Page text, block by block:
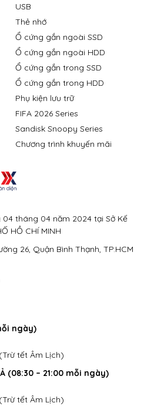
USB
Thẻ nhớ
Ổ cứng gắn ngoài SSD
Ổ cứng gắn ngoài HDD
Ổ cứng gắn trong SSD
Ổ cứng gắn trong HDD
Phụ kiện lưu trữ
FIFA 2026 Series
Sandisk Snoopy Series
Chương trình khuyến mãi
04 tháng 04 năm 2024 tại Sở Kế
HỒ CHÍ MINH
26, Quận Bình Thạnh, TP.HCM
ngày)
tết Âm Lịch)
(08:30 – 21:00 mỗi ngày)
tết Âm Lịch)